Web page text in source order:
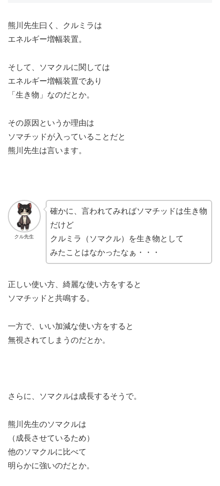
熊川先生曰く、クルミラは
エネルギー増幅装置。
そして、ソマクルに関しては
エネルギー増幅装置であり
「生き物」なのだとか。
その原因というか理由は
ソマチッドが入っていることだと
熊川先生は言います。
クル先生
確かに、言われてみればソマチッドは生き物
だけど
クルミラ（ソマクル）を生き物として
みたことはなかったなぁ・・・
正しい使い方、綺麗な使い方をすると
ソマチッドと共鳴する。
一方で、いい加減な使い方をすると
無視されてしまうのだとか。
さらに、ソマクルは成長するそうで。
熊川先生のソマクルは
（成長させているため）
他のソマクルに比べて
明らかに強いのだとか。